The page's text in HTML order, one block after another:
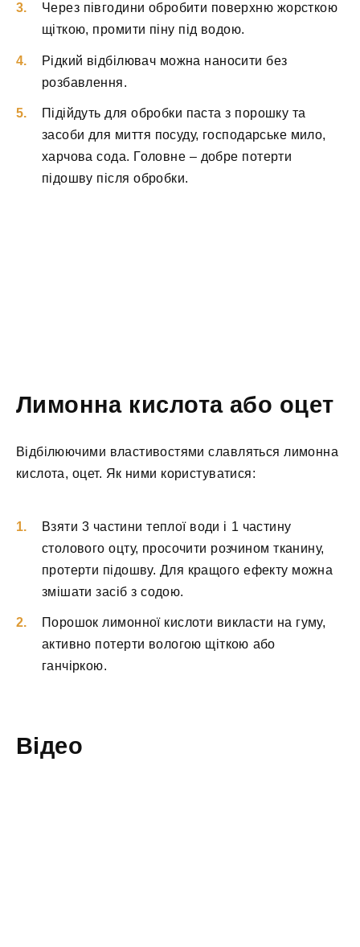
Через півгодини обробити поверхню жорсткою
щіткою, промити піну під водою.
Рідкий відбілювач можна наносити без
розбавлення.
Підійдуть для обробки паста з порошку та
засоби для миття посуду, господарське мило,
харчова сода. Головне – добре потерти
підошву після обробки.
Лимонна кислота або оцет
Відбілюючими властивостями славляться лимонна
кислота, оцет. Як ними користуватися:
Взяти 3 частини теплої води і 1 частину
столового оцту, просочити розчином тканину,
протерти підошву. Для кращого ефекту можна
змішати засіб з содою.
Порошок лимонної кислоти викласти на гуму,
активно потерти вологою щіткою або
ганчіркою.
Відео